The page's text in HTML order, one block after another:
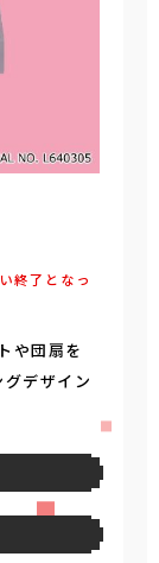
終了となっ
や団扇を
デザイン